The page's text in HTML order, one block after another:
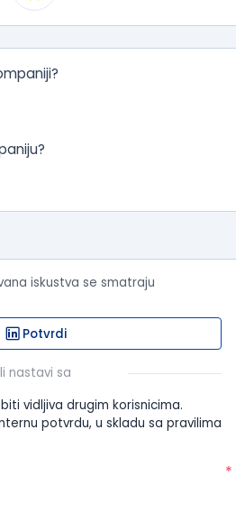
iskustva se smatraju
Potvrdi
nastavi sa
vidljiva drugim korisnicima.
potvrdu, u skladu sa pravilima
*